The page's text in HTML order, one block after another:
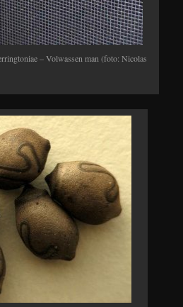
– Volwassen man (foto: Nicolas